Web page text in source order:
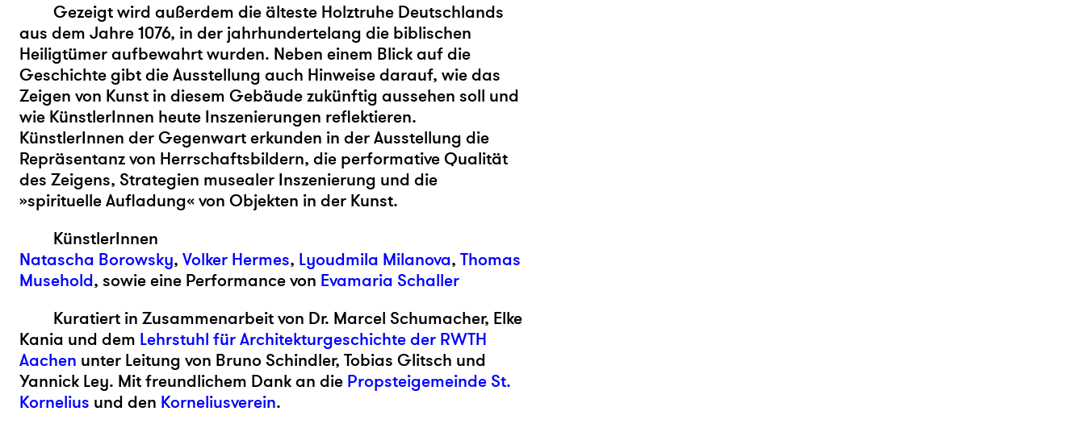
Gezeigt wird außerdem die älteste Holztruhe Deutschlands
aus dem Jahre 1076, in der jahrhundertelang die biblischen
Heiligtümer aufbewahrt wurden. Neben einem Blick auf die
Geschichte gibt die Ausstellung auch Hinweise darauf, wie das
Zeigen von Kunst in diesem Gebäude zukünftig aussehen soll und
wie KünstlerInnen heute Inszenierungen reflektieren.
KünstlerInnen der Gegenwart erkunden in der Ausstellung die
Repräsentanz von Herrschaftsbildern, die performative Qualität
des Zeigens, Strategien musealer Inszenierung und die
»spirituelle Aufladung« von Objekten in der Kunst.
KünstlerInnen
Natascha Borowsky, Volker Hermes, Lyoudmila Milanova, Thomas
Musehold, sowie eine Performance von Evamaria Schaller
Kuratiert in Zusammenarbeit von Dr. Marcel Schumacher, Elke
Kania und dem Lehrstuhl für Architekturgeschichte der RWTH
Aachen unter Leitung von Bruno Schindler, Tobias Glitsch und
Yannick Ley. Mit freundlichem Dank an die Propsteigemeinde St.
Kornelius und den Korneliusverein.